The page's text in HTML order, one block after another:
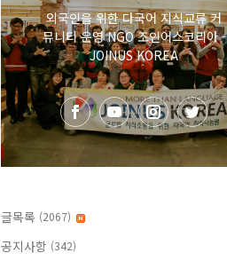
외국인을 위한 다국어 지식교류 커
뮤니티 운영 NGO 조인어스코리아 -
JOINUS KOREA
글목록 (2067)
공지사항 (342)